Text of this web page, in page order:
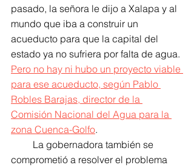
pasado, la señora le dijo a Xalapa y al
mundo que iba a construir un
acueducto para que la capital del
estado ya no sufriera por falta de agua.
Pero no hay ni hubo un proyecto viable
para ese acueducto, según Pablo
Robles Barajas, director de la
Comisión Nacional del Agua para la
zona Cuenca-Golfo.
La gobernadora también se
comprometió a resolver el problema